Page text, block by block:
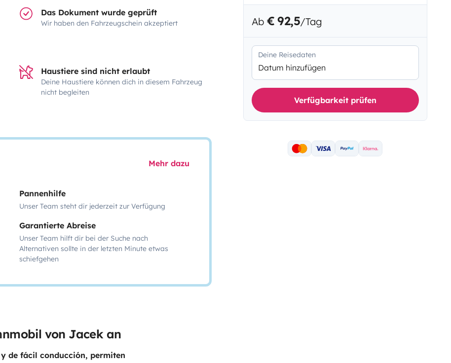
Das Dokument wurde geprüft
Wir haben den Fahrzeugschein akzeptiert
Haustiere sind nicht erlaubt
Deine Haustiere können dich in diesem Fahrzeug
nicht begleiten
Mehr dazu
Pannenhilfe
Unser Team steht dir jederzeit zur Verfügung
Garantierte Abreise
Unser Team hilft dir bei der Suche nach
Alternativen sollte in der letzten Minute etwas
schiefgehen
von Jacek an
de fácil conducción, permiten
Ab € 92,5/Tag
Deine Reisedaten
Datum hinzufügen
Verfügbarkeit prüfen